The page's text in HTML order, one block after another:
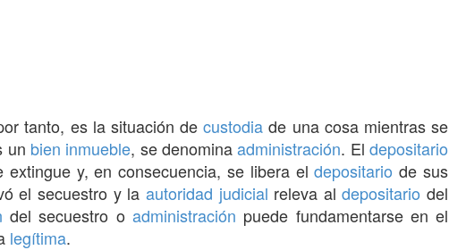
tanto, es la situación decustodia de una cosa mientras se
un bien inmueble, se denominaadministración. Eldepositario
extingue y, en consecuencia, se libera eldepositario de sus
el secuestro y la autoridad judicial releva aldepositario del
del secuestro o administración puede fundamentarse en el
legítima.